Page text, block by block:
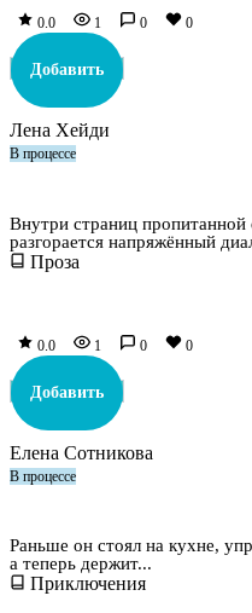
0.0 1 0 0
Добавить
Лена Хейди
В процессе
Внутри страниц
разгорается напряжённый
Проза
0.0 1 0 0
Добавить
Елена Сотникова
В процессе
Раньше он стоял на кухне,
а теперь держит...
Приключения